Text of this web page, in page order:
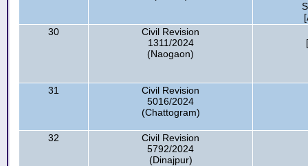
30
Civil Revision
1311/2024
(Naogaon)
31
Civil Revision
5016/2024
(Chattogram)
32
Civil Revision
5792/2024
(Dinajpur)